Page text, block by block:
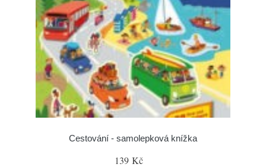
Cestování - samolepková knížka
139 Kč